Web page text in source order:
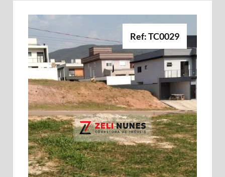
Ref: TC0029